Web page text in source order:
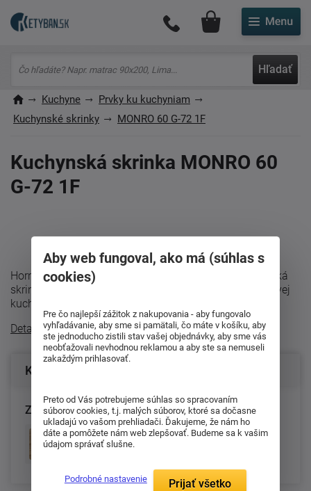
Hľadať
Môj účet
Kuchyne
Prvky ku kuchyniam
Kuchynské skrinky
MONRO 60 G-72 1F
Kuchynská skrinka MONRO 60
G-72 1F
Horná skrinka MONRO 60 G-72 1F je závesná kuchynská
skrinka s dvierkami, ktorá sa hodí do modernej sektorovej
kuchyne MONRO. Dekor dub ...
Detailný popis
Konfigurácia produktu
Zvoľte provedení:
Dub Artisan
8-9 týdnů
Aby web fungoval, ako má (súhlas s
cookies)
Pre čo najlepší zážitok z nakupovania - aby fungovalo
vyhľadávanie, aby sme si pamätali, čo máte v košíku, aby
ste jednoducho zistili stav vašej objednávky, aby sme vás
neobťažovali nevhodnou reklamou a aby ste sa nemuseli
zakaždým prihlasovať.
Preto od Vás potrebujeme súhlas so spracovaním
súborov cookies, t.j. malých súborov, ktoré sa dočasne
ukladajú vo vašom prehliadači. Ďakujeme, že nám ho
dáte a pomôžete nám web zlepšovať. Budeme sa k vašim
údajom správať slušne.
Podrobné nastavenie Prijať všetko